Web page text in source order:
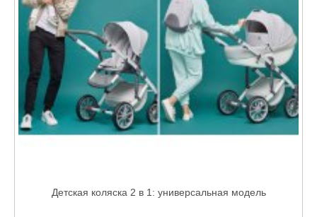
Детская коляска 2 в 1: универсальная модель